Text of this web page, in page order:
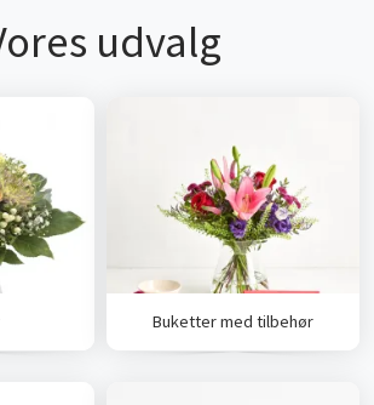
udvalg
Buketter med tilbehør